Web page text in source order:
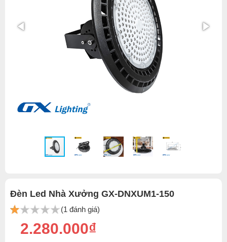
Đèn Led Nhà Xưởng GX-DNXUM1-150
(1 đánh giá)
2.280.000₫